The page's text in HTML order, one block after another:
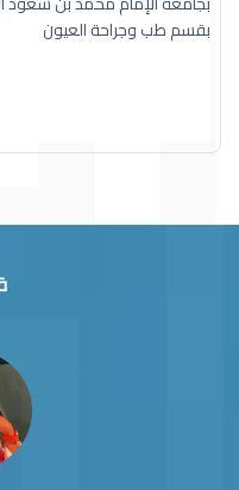
بقسم طب وجراحة العيون